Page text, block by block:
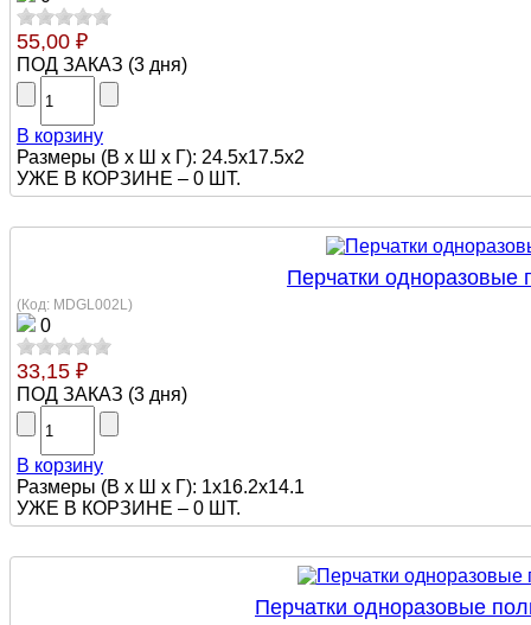
55,00 ₽
ПОД ЗАКАЗ (3 дня)
В корзину
Размеры (В х Ш х Г): 24.5х17.5х2
УЖЕ В КОРЗИНЕ – 0 ШТ.
Перчатки одноразовые
(Код: MDGL002L)
0
33,15 ₽
ПОД ЗАКАЗ (3 дня)
В корзину
Размеры (В х Ш х Г): 1х16.2х14.1
УЖЕ В КОРЗИНЕ – 0 ШТ.
Перчатки одноразовые